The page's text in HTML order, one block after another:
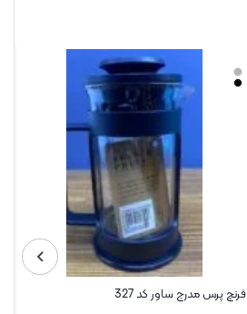
فرنچ پرس مدرج ساور کد 327